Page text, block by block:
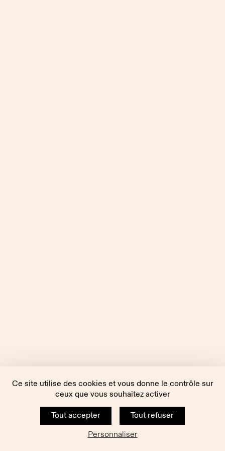
Ce site utilise des cookies et vous donne le contrôle sur
ceux que vous souhaitez activer
Tout accepter
Tout refuser
Personnaliser